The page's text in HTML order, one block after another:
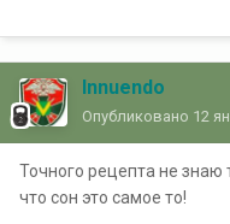
Innuendo
Опубликовано 12
Точного рецепта не знаю
что сон это самое то!